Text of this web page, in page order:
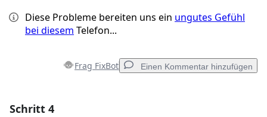
Diese Probleme bereiten uns ein ungutes Gefühl
bei diesem Telefon...
Frag FixBot Einen Kommentar hinzufügen
Schritt 4